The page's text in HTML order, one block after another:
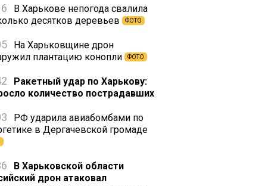
В Харькове непогода свалила
десятков деревьев
ФОТО
На Харьковщине дрон
плантацию конопли
ФОТО
Ракетный удар по Харькову:
количество пострадавших
РФ ударила авиабомбами по
в Дергачевской громаде
В Харьковской области
дрон атаковал